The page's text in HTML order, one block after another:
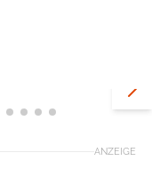
ANZEIGE